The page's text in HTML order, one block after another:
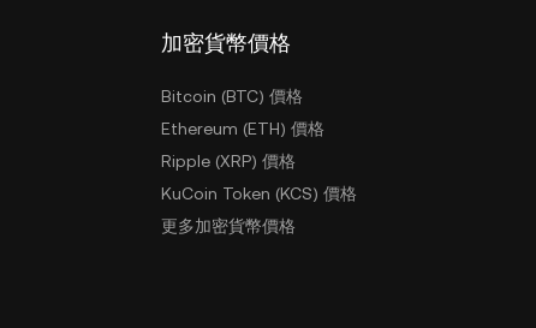
加密貨幣價格
Bitcoin (BTC) 價格
Ethereum (ETH) 價格
Ripple (XRP) 價格
KuCoin Token (KCS) 價格
更多加密貨幣價格